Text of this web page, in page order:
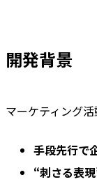
開発背景
マーケティング
手段先行で
“刺さる表